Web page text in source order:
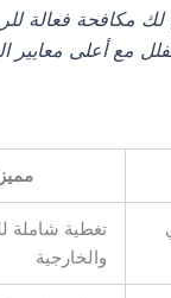
مكافحة فعالة
مع أعلى معايير
تغطية شاملة
والخارجية